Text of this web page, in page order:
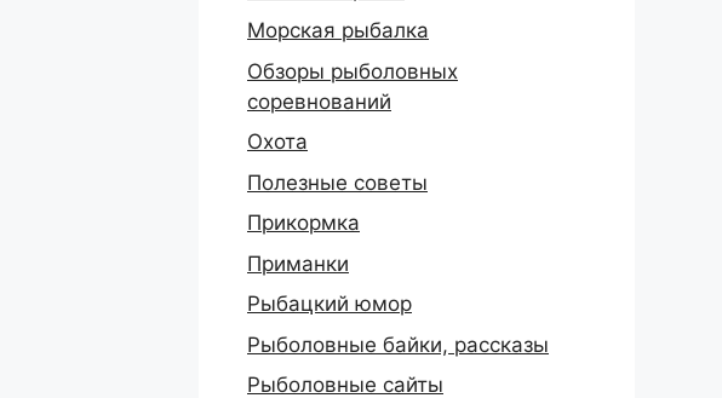
Морская рыбалка
Обзоры рыболовных
соревнований
Охота
Полезные советы
Прикормка
Приманки
Рыбацкий юмор
Рыболовные байки, рассказы
Рыболовные сайты